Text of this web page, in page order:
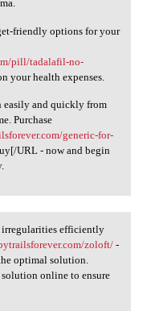
friendly options for your
pill/tadalafil-no-
your health expenses.
easily and quickly from
Purchase
generic-for-
URL - now and begin
rate
irregularities efficiently
zoloft/-
optimal solution.
online to ensure